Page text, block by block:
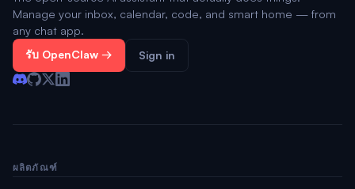
Manage your inbox, calendar, code, and smart home — from
any chat app.
รับ OpenClaw → Sign in
ผลิตภัณฑ์